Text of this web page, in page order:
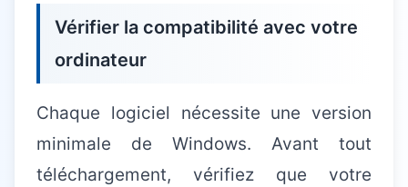
Vérifier la compatibilité avec votre
ordinateur
Chaque logiciel nécessite une version
minimale de Windows. Avant tout
téléchargement, vérifiez que votre